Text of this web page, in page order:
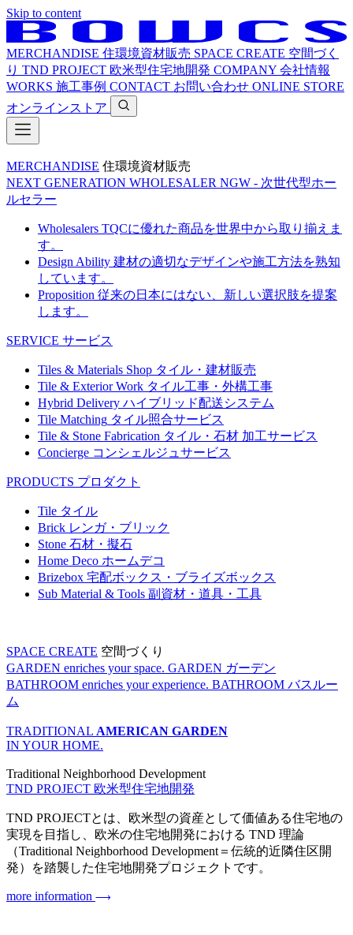
Skip to content
MERCHANDISE 住環境資材販売 SPACE CREATE 空間づく
り TND PROJECT 欧米型住宅地開発 COMPANY 会社情報
WORKS 施工事例 CONTACT お問い合わせ ONLINE STORE
オンラインストア
MERCHANDISE 住環境資材販売
NEXT GENERATION WHOLESALER NGW - 次世代型ホー
ルセラー
Wholesalers TQCに優れた商品を世界中から取り揃えま
す。
Design Ability 建材の適切なデザインや施工方法を熟知
しています。
Proposition 従来の日本にはない、新しい選択肢を提案
します。
SERVICE サービス
Tiles & Materials Shop タイル・建材販売
Tile & Exterior Work タイル工事・外構工事
Hybrid Delivery ハイブリッド配送システム
Tile Matching タイル照合サービス
Tile & Stone Fabrication タイル・石材 加工サービス
Concierge コンシェルジュサービス
PRODUCTS プロダクト
Tile タイル
Brick レンガ・ブリック
Stone 石材・擬石
Home Deco ホームデコ
Brizebox 宅配ボックス・ブライズボックス
Sub Material & Tools 副資材・道具・工具
SPACE CREATE 空間づくり
GARDEN enriches your space. GARDEN ガーデン
BATHROOM enriches your experience. BATHROOM バスルー
ム
TRADITIONAL AMERICAN GARDEN
IN YOUR HOME.
Traditional Neighborhood Development
TND PROJECT 欧米型住宅地開発
TND PROJECTとは、欧米型の資産として価値ある住宅地の
実現を目指し、欧米の住宅地開発における TND 理論
（Traditional Neighborhood Development＝伝統的近隣住区開
発）を踏襲した住宅地開発プロジェクトです。
more information